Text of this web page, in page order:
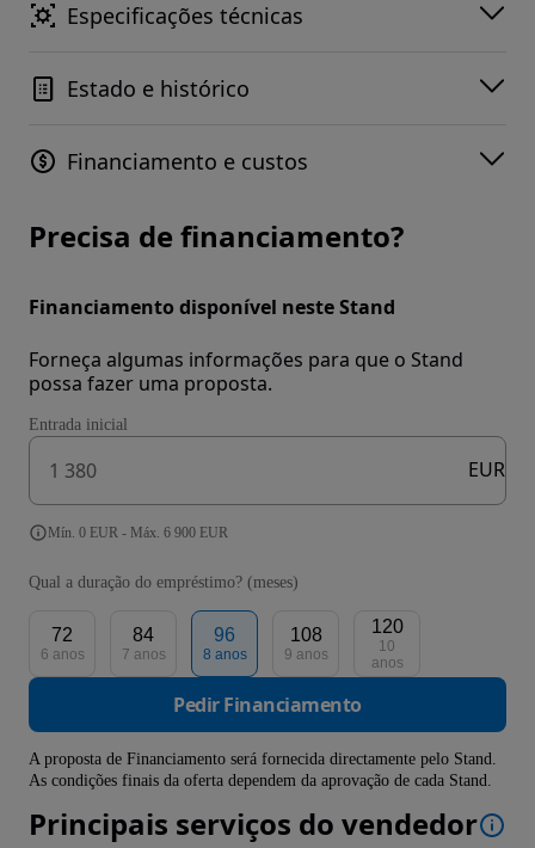
Especificações técnicas
Estado e histórico
Financiamento e custos
Precisa de financiamento?
Financiamento disponível neste Stand
Forneça algumas informações para que o Stand
possa fazer uma proposta.
Entrada inicial
EUR
Mín. 0 EUR - Máx. 6 900 EUR
Qual a duração do empréstimo? (meses)
72
6 anos
84
7 anos
96
8 anos
108
9 anos
120
10
anos
Pedir Financiamento
A proposta de Financiamento será fornecida directamente pelo Stand.
As condições finais da oferta dependem da aprovação de cada Stand.
Principais serviços do vendedor